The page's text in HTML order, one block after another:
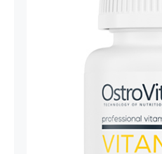
POPUSTI 5-50%